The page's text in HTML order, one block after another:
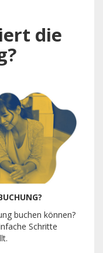
die
buchen können?
Schritte